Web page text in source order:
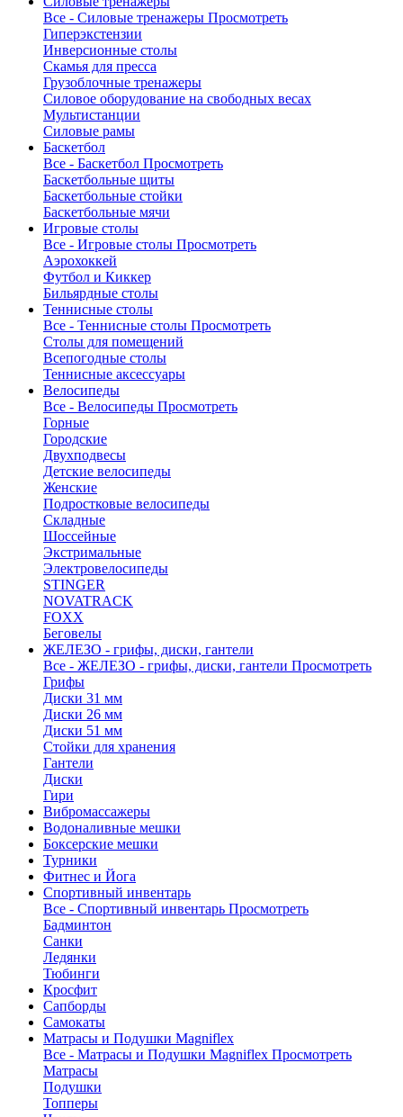
Все - Силовые тренажеры Просмотреть
Гиперэкстензии
Инверсионные столы
Скамья для пресса
Грузоблочные тренажеры
Силовое оборудование на свободных весах
Мультистанции
Силовые рамы
Баскетбол
Все - Баскетбол Просмотреть
Баскетбольные щиты
Баскетбольные стойки
Баскетбольные мячи
Игровые столы
Все - Игровые столы Просмотреть
Аэрохоккей
Футбол и Киккер
Бильярдные столы
Теннисные столы
Все - Теннисные столы Просмотреть
Столы для помещений
Всепогодные столы
Теннисные аксессуары
Велосипеды
Все - Велосипеды Просмотреть
Горные
Городские
Двухподвесы
Детские велосипеды
Женские
Подростковые велосипеды
Складные
Шоссейные
Экстримальные
Электровелосипеды
STINGER
NOVATRACK
FOXX
Беговелы
ЖЕЛЕЗО - грифы, диски, гантели
Все - ЖЕЛЕЗО - грифы, диски, гантели Просмотреть
Грифы
Диски 31 мм
Диски 26 мм
Диски 51 мм
Стойки для хранения
Гантели
Диски
Гири
Вибромассажеры
Водоналивные мешки
Боксерские мешки
Турники
Фитнес и Йога
Спортивный инвентарь
Все - Спортивный инвентарь Просмотреть
Бадминтон
Санки
Ледянки
Тюбинги
Кросфит
Сапборды
Самокаты
Матрасы и Подушки Magniflex
Все - Матрасы и Подушки Magniflex Просмотреть
Матрасы
Подушки
Топперы